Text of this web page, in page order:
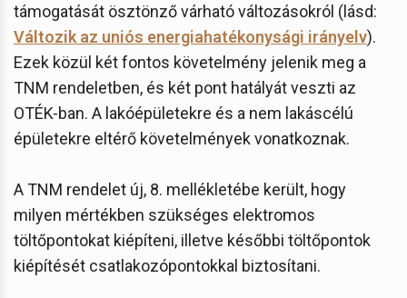
támogatását ösztönző várható változásokról (lásd:
Változik az uniós energiahatékonysági irányelv).
Ezek közül két fontos követelmény jelenik meg a
TNM rendeletben, és két pont hatályát veszti az
OTÉK-ban. A lakóépületekre és a nem lakáscélú
épületekre eltérő követelmények vonatkoznak.
A TNM rendelet új, 8. mellékletébe került, hogy
milyen mértékben szükséges elektromos
töltőpontokat kiépíteni, illetve későbbi töltőpontok
kiépítését csatlakozópontokkal biztosítani.